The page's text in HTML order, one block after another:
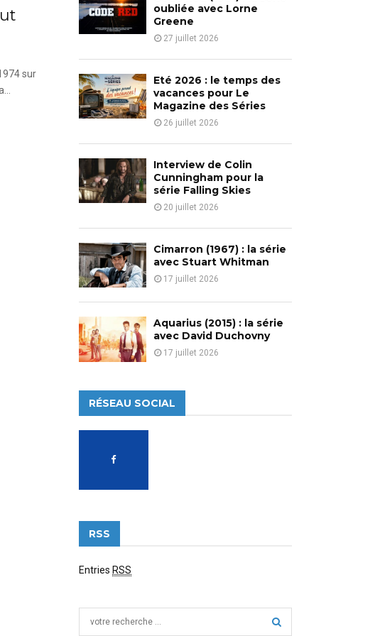
sur
o
r
:
H
oubliée avec Lorne
Greene
27 juillet 2026
Eté 2026 : le temps des
vacances pour Le
Magazine des Séries
26 juillet 2026
Interview de Colin
Cunningham pour la
série Falling Skies
20 juillet 2026
Cimarron (1967) : la série
avec Stuart Whitman
17 juillet 2026
Aquarius (2015) : la série
avec David Duchovny
17 juillet 2026
RÉSEAU SOCIAL
RSS
Entries RSS